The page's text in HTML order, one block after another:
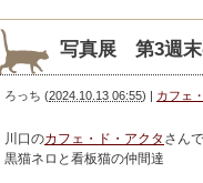
写真展 第3週末
ろっち (2024.10.13 06:55) | カフェ
川口のカフェ・ド・アクタ さん
黒猫ネロと看板猫の仲間達